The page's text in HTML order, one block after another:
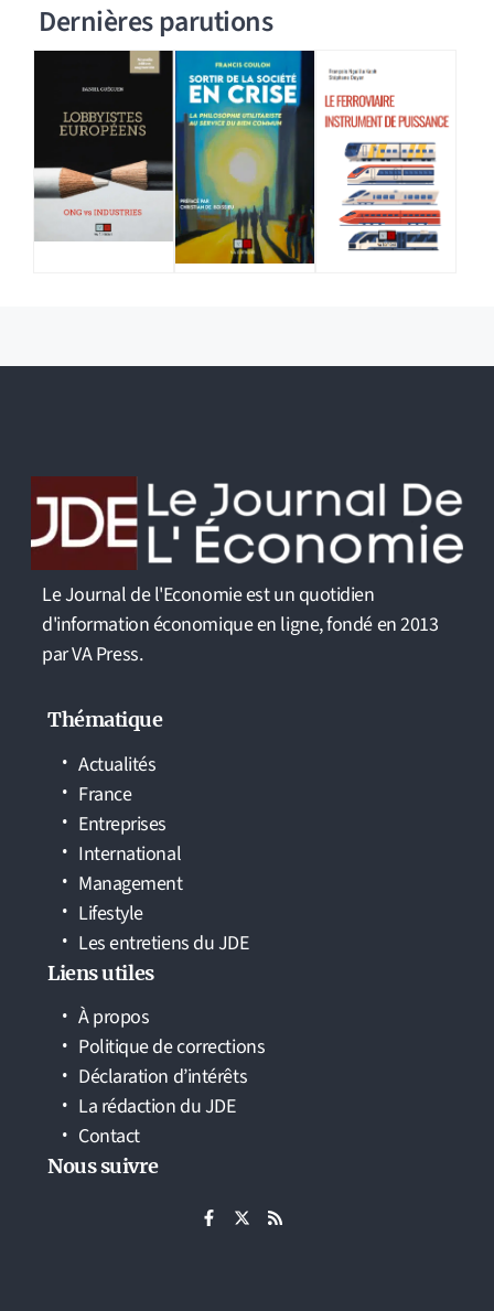
Dernières parutions
Le Journal de l'Economie est un quotidien
d'information économique en ligne, fondé en 2013
par VA Press.
Thématique
Actualités
France
Entreprises
International
Management
Lifestyle
Les entretiens du JDE
Liens utiles
À propos
Politique de corrections
Déclaration d’intérêts
La rédaction du JDE
Contact
Nous suivre